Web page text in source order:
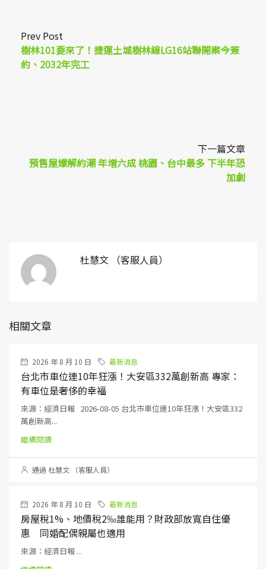
Prev Post
樹林101要來了！捷運土城樹林線LG16站聯開案今簽
約、2032年完工
下一篇文章
預售屋爆解約潮 年增六成 桃園、台中最多 下半年恐
加劇
杜慧文 （客服人員）
相關文章
2026 年 8 月 10 日 最新消息
台北市車位連10年狂漲！大安區332萬創新高 專家：
有車位是奢侈的幸福
來源：經濟日報 2026-08-05 台北市車位連10年狂漲！大安區332
萬創新高...
繼續閱讀
通過 杜慧文 （客服人員）
2026 年 8 月 10 日 最新消息
房屋稅1%、地價稅2‰誰能用？財政部放寬自住優
惠 同婚配偶親屬也適用
來源：經濟日報 ...